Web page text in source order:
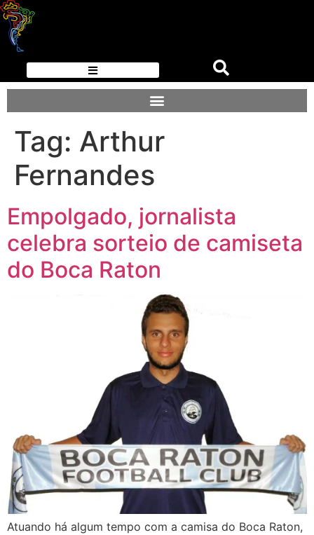
Tag: Arthur
Fernandes
Empolgado, jornalista
celebra sorteio de camiseta
do Boca Raton
Atuando há algum tempo com a camisa do Boca Raton,